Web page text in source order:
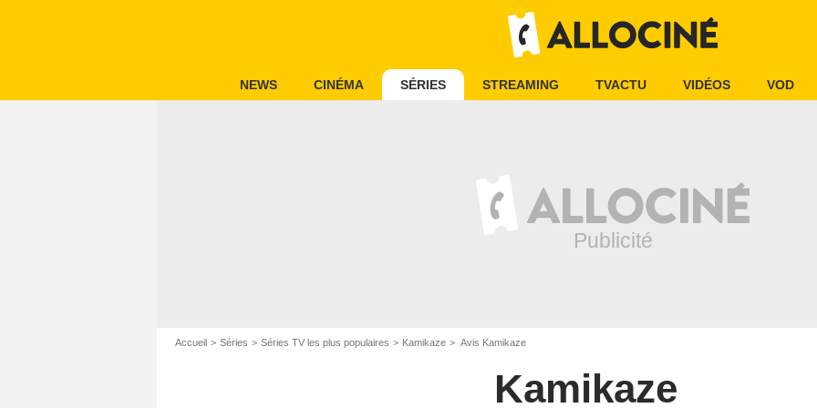
NEWS CINÉMA SÉRIES STREAMING TVACTU VIDÉOS VOD
Accueil Séries Séries TV les plus populaires Kamikaze Avis Kamikaze
Kamikaze